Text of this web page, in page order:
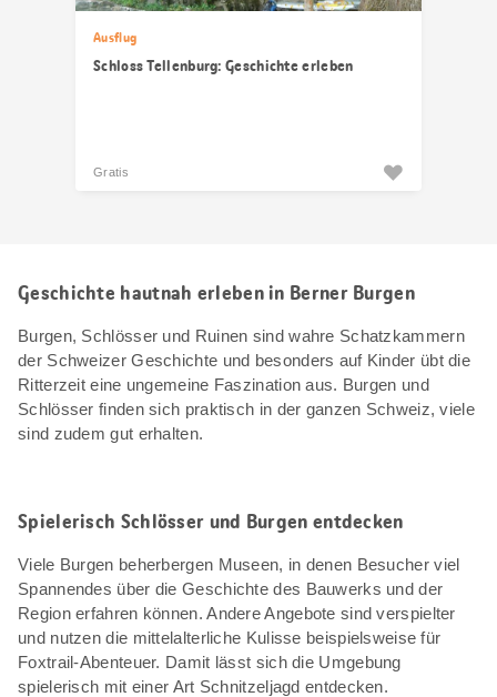
Ausflug
Schloss Tellenburg: Geschichte erleben
Gratis
Geschichte hautnah erleben in Berner Burgen
Burgen, Schlösser und Ruinen sind wahre Schatzkammern
der Schweizer Geschichte und besonders auf Kinder übt die
Ritterzeit eine ungemeine Faszination aus. Burgen und
Schlösser finden sich praktisch in der ganzen Schweiz, viele
sind zudem gut erhalten.
Spielerisch Schlösser und Burgen entdecken
Viele Burgen beherbergen Museen, in denen Besucher viel
Spannendes über die Geschichte des Bauwerks und der
Region erfahren können. Andere Angebote sind verspielter
und nutzen die mittelalterliche Kulisse beispielsweise für
Foxtrail-Abenteuer. Damit lässt sich die Umgebung
spielerisch mit einer Art Schnitzeljagd entdecken.